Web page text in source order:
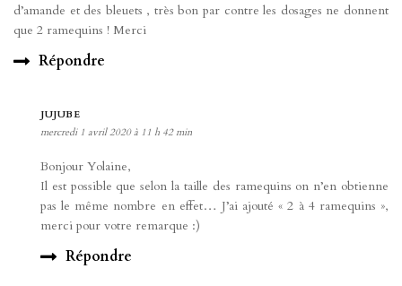
d’amande et des bleuets , très bon par contre les dosages ne donnent
que 2 ramequins ! Merci
Répondre
JUJUBE
mercredi 1 avril 2020 à 11 h 42 min
Bonjour Yolaine,
Il est possible que selon la taille des ramequins on n’en obtienne
pas le même nombre en effet… J’ai ajouté « 2 à 4 ramequins »,
merci pour votre remarque :)
Répondre